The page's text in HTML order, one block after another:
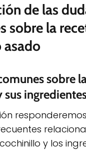
de las
sobre la
sobre
y los